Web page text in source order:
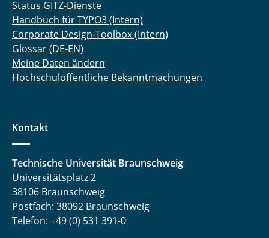
Status GITZ-Dienste
Handbuch für TYPO3 (Intern)
Corporate Design-Toolbox (Intern)
Glossar (DE-EN)
Meine Daten ändern
Hochschulöffentliche Bekanntmachungen
Kontakt
Technische Universität Braunschweig
Universitätsplatz 2
38106 Braunschweig
Postfach: 38092 Braunschweig
Telefon: +49 (0) 531 391-0